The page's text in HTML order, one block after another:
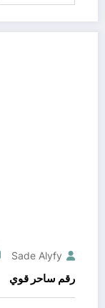
Sade Alyfy
رقم ساحر قوي